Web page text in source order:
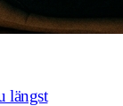
längst